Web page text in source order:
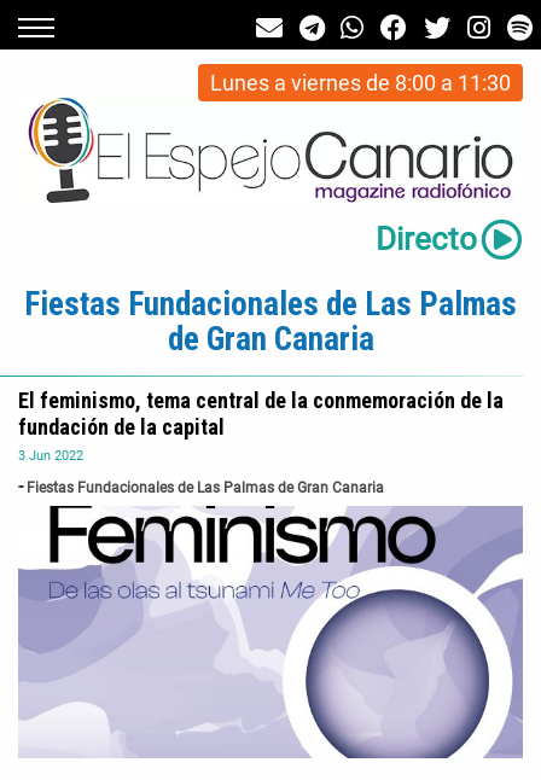
Lunes a viernes de 8:00 a 11:30
Directo
Fiestas Fundacionales de Las Palmas
de Gran Canaria
3 Jun 2022
Fiestas Fundacionales de Las Palmas de Gran Canaria
El feminismo, tema central de la conmemoración de la
fundación de la capital